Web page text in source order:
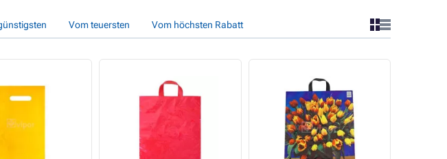
Vom teuersten Vom höchsten Rabatt